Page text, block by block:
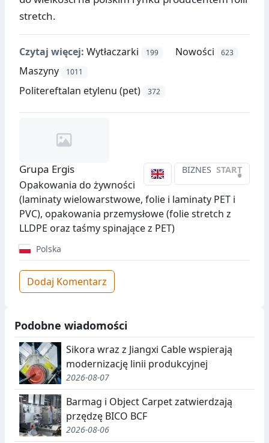
stretch.
Czytaj więcej: Wytłaczarki 199 Nowości 623
Maszyny 1011
Politereftalan etylenu (pet) 372
BIZNES START
•
Grupa Ergis
Opakowania do żywności
(laminaty wielowarstwowe, folie i laminaty PET i
PVC), opakowania przemysłowe (folie stretch z
LLDPE oraz taśmy spinające z PET)
Polska
Dodaj Komentarz
Podobne wiadomości
Sikora wraz z Jiangxi Cable wspierają
modernizację linii produkcyjnej
2026-08-07
Barmag i Object Carpet zatwierdzają
przędzę BICO BCF
2026-08-06